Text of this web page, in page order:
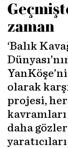
zaman
‘Balık
olarak
projesi,
daha